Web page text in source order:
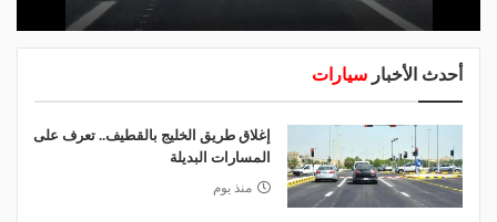
أحدث الأخبار سيارات
إغلاق طريق الخليج بالقطيف.. تعرف على
المسارات البديلة
منذ يوم